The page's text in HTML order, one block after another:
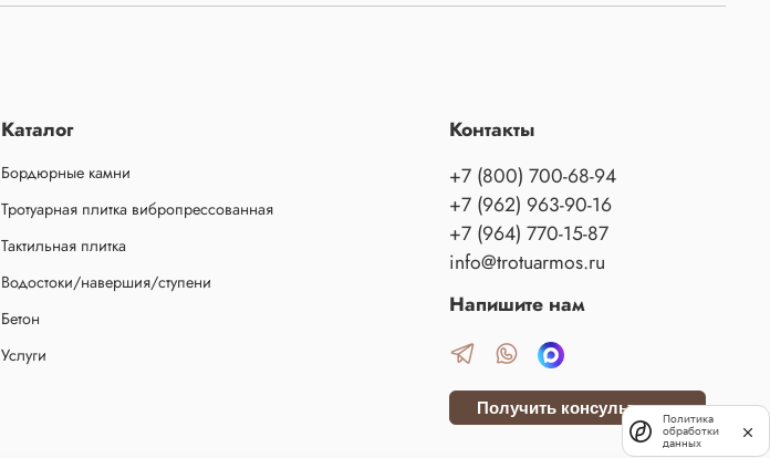
Каталог
Бордюрные камни
Тротуарная плитка вибропрессованная
Тактильная плитка
Водостоки/навершия/ступени
Бетон
Услуги
Контакты
+7 (800) 700-68-94
+7 (962) 963-90-16
+7 (964) 770-15-87
info@trotuarmos.ru
Напишите нам
Получить консультацию
Политика
обработки
данных